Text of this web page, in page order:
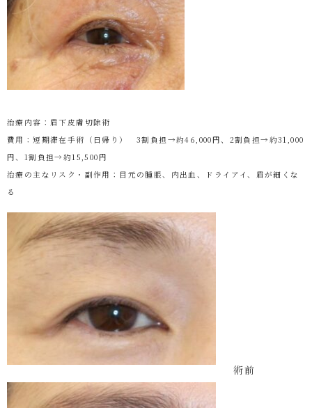
治療内容：眉下皮膚切除術
費用：短期滞在手術（日帰り） 3割負担→約46,000円、2割負担→約31,000
円、1割負担→約15,500円
治療の主なリスク・副作用：目元の腫脹、内出血、ドライアイ、眉が細くな
る
術前